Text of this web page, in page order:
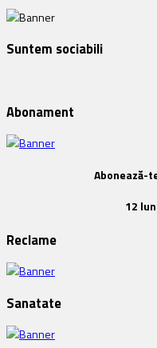
Suntem sociabili
Abonament
Abonează-
12
Reclame
Sanatate